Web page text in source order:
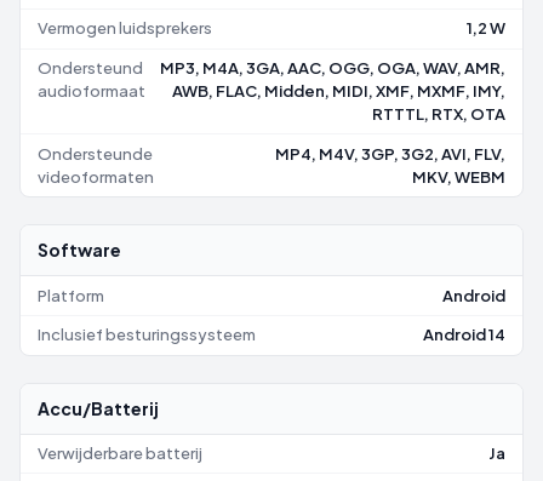
Vermogen luidsprekers 1,2 W
Ondersteund
audioformaat
MP3, M4A, 3GA, AAC, OGG, OGA, WAV, AMR,
AWB, FLAC, Midden, MIDI, XMF, MXMF, IMY,
RTTTL, RTX, OTA
Ondersteunde
videoformaten
MP4, M4V, 3GP, 3G2, AVI, FLV,
MKV, WEBM
Software
Platform Android
Inclusief besturingssysteem Android 14
Accu/Batterij
Verwijderbare batterij Ja